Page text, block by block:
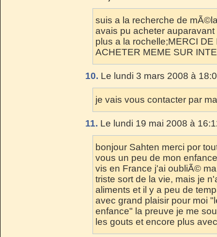
suis a la recherche de
avais pu acheter
plus a la rochelle;MERCI
ACHETER MEME SUR
10. Le lundi 3 mars 2008 à
je vais vous contacter par
11. Le lundi 19 mai 2008 à
bonjour Sahten merci por
vous un peu de mon
vis en France j'ai oubliÃ©
triste sort de la vie, mais je
aliments et il y a peu de
avec grand plaisir pour moi
enfance" la preuve je me
les gouts et encore plus